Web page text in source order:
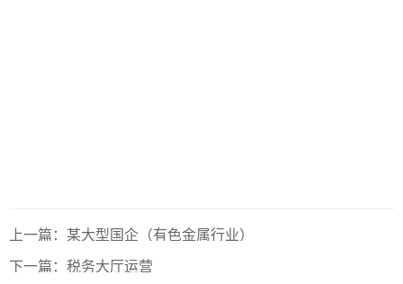
上一篇：某大型国企（有色金属行业）
下一篇：税务大厅运营